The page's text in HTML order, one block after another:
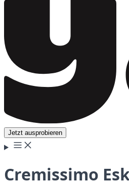
Jetzt ausprobieren
Cremissimo